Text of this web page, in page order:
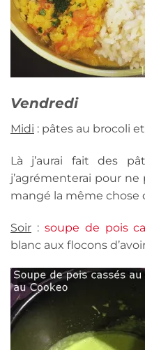
Vendredi
Midi : pâtes au brocoli
Là j’aurai fait des
j’agrémenterai pour ne
mangé la même chose
Soir : soupe de pois
blanc aux flocons